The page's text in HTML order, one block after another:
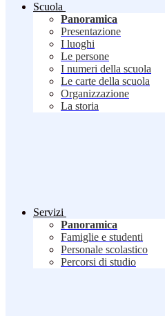
Scuola
Panoramica
Presentazione
I luoghi
Le persone
I numeri della scuola
Le carte della scuola
Organizzazione
La storia
Servizi
Panoramica
Famiglie e studenti
Personale scolastico
Percorsi di studio